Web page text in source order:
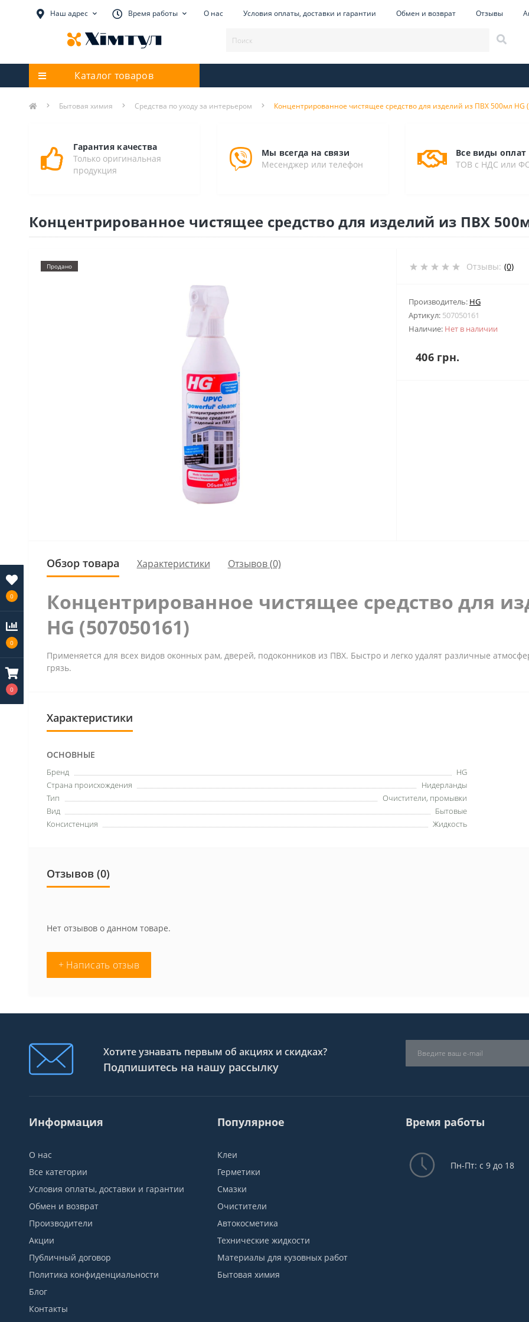
0
0
0
Наш адрес Время работы О нас Условия оплаты, доставки и гарантии Обмен и возврат Отзывы
Каталог товаров
Бытовая химия Средства по уходу за интерьером Концентрированное чистящее средство для изделий из ПВХ 500мл HG
Гарантия качества
Только оригинальная
продукция
Мы всегда на связи
Месенджер или телефон
Все виды оплат
ТОВ с НДС или
Концентрированное чистящее средство для изделий из ПВХ
Продано Отзывы: (0)
Производитель: HG
Артикул: 507050161
Наличие: Нет в наличии
406 грн.
Обзор товара Характеристики Отзывов (0)
Концентрированное чистящее средство для
HG (507050161)
Применяется для всех видов оконных рам, дверей, подоконников из ПВХ. Быстро и легко удалят различные
грязь.
Характеристики
ОСНОВНЫЕ
Бренд
HG
Страна происхождения
Нидерланды
Тип
Очистители, промывки
Вид
Бытовые
Консистенция
Жидкость
Отзывов (0)
Нет отзывов о данном товаре.
+ Написать отзыв
Хотите узнавать первым об акциях и скидках?
Подпишитесь на нашу рассылку
Информация
О нас
Все категории
Условия оплаты, доставки и гарантии
Обмен и возврат
Производители
Акции
Публичный договор
Политика конфиденциальности
Блог
Контакты
Популярное
Клеи
Герметики
Смазки
Очистители
Автокосметика
Технические жидкости
Материалы для кузовных работ
Бытовая химия
Время работы
Пн-Пт: с 9 до 18